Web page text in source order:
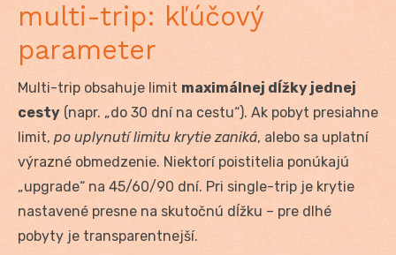
multi-trip: kľúčový
parameter
Multi-trip obsahuje limit maximálnej dĺžky jednej
cesty (napr. „do 30 dní na cestu“). Ak pobyt presiahne
limit, po uplynutí limitu krytie zaniká, alebo sa uplatní
výrazné obmedzenie. Niektorí poistitelia ponúkajú
„upgrade“ na 45/60/90 dní. Pri single-trip je krytie
nastavené presne na skutočnú dĺžku – pre dlhé
pobyty je transparentnejší.